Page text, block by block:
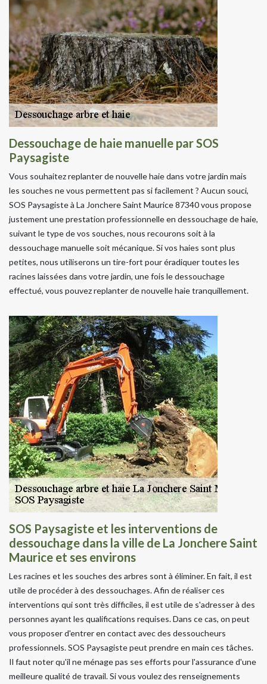
Dessouchage de haie manuelle par SOS
Paysagiste
Vous souhaitez replanter de nouvelle haie dans votre jardin mais
les souches ne vous permettent pas si facilement ? Aucun souci,
SOS Paysagiste à La Jonchere Saint Maurice 87340 vous propose
justement une prestation professionnelle en dessouchage de haie,
suivant le type de vos souches, nous recourons soit à la
dessouchage manuelle soit mécanique. Si vos haies sont plus
petites, nous utiliserons un tire-fort pour éradiquer toutes les
racines laissées dans votre jardin, une fois le dessouchage
effectué, vous pouvez replanter de nouvelle haie tranquillement.
SOS Paysagiste et les interventions de
dessouchage dans la ville de La Jonchere Saint
Maurice et ses environs
Les racines et les souches des arbres sont à éliminer. En fait, il est
utile de procéder à des dessouchages. Afin de réaliser ces
interventions qui sont très difficiles, il est utile de s'adresser à des
personnes ayant les qualifications requises. Dans ce cas, on peut
vous proposer d'entrer en contact avec des dessoucheurs
professionnels. SOS Paysagiste peut prendre en main ces tâches.
Il faut noter qu'il ne ménage pas ses efforts pour l'assurance d'une
meilleure qualité de travail. Si vous voulez des renseignements